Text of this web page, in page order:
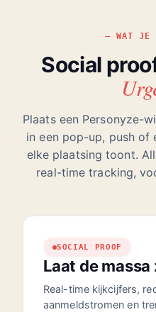
WAT JE
Social
Plaats een Personyze-
in een pop-up, push
elke plaatsing toont.
real-time tracking,
SOCIAL PROOF
Laat de massa
Real-time kijkcijfers,
aanmeldstromen en